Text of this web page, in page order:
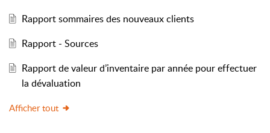
Rapport sommaires des nouveaux clients
Rapport - Sources
Rapport de valeur d’inventaire par année pour effectuer
la dévaluation
Afficher tout